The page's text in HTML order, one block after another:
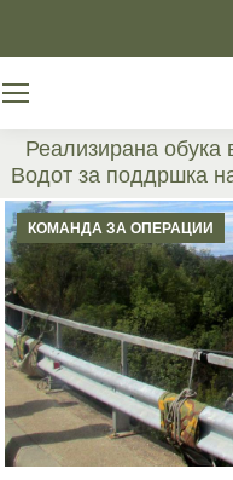
Реализирана обука
Водот за поддршка
КОМАНДА ЗА ОПЕРАЦИИ